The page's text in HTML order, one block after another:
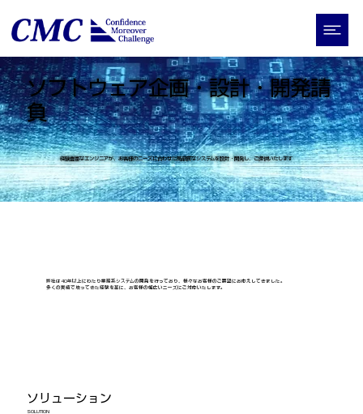
ソフトウェア企画・設計・開発請
負
経験豊富なエンジニアが、お客様のニーズに合わせた高品質なシステムを設計・開発し、ご提供いたします
弊社は40年以上にわたり業務系システムの開発を行っており、様々なお客様のご要望にお応えしてきました。
多くの実績で培ってきた経験を基に、お客様の幅広いニーズにご対応いたします。
ソリューション
SOLUTION